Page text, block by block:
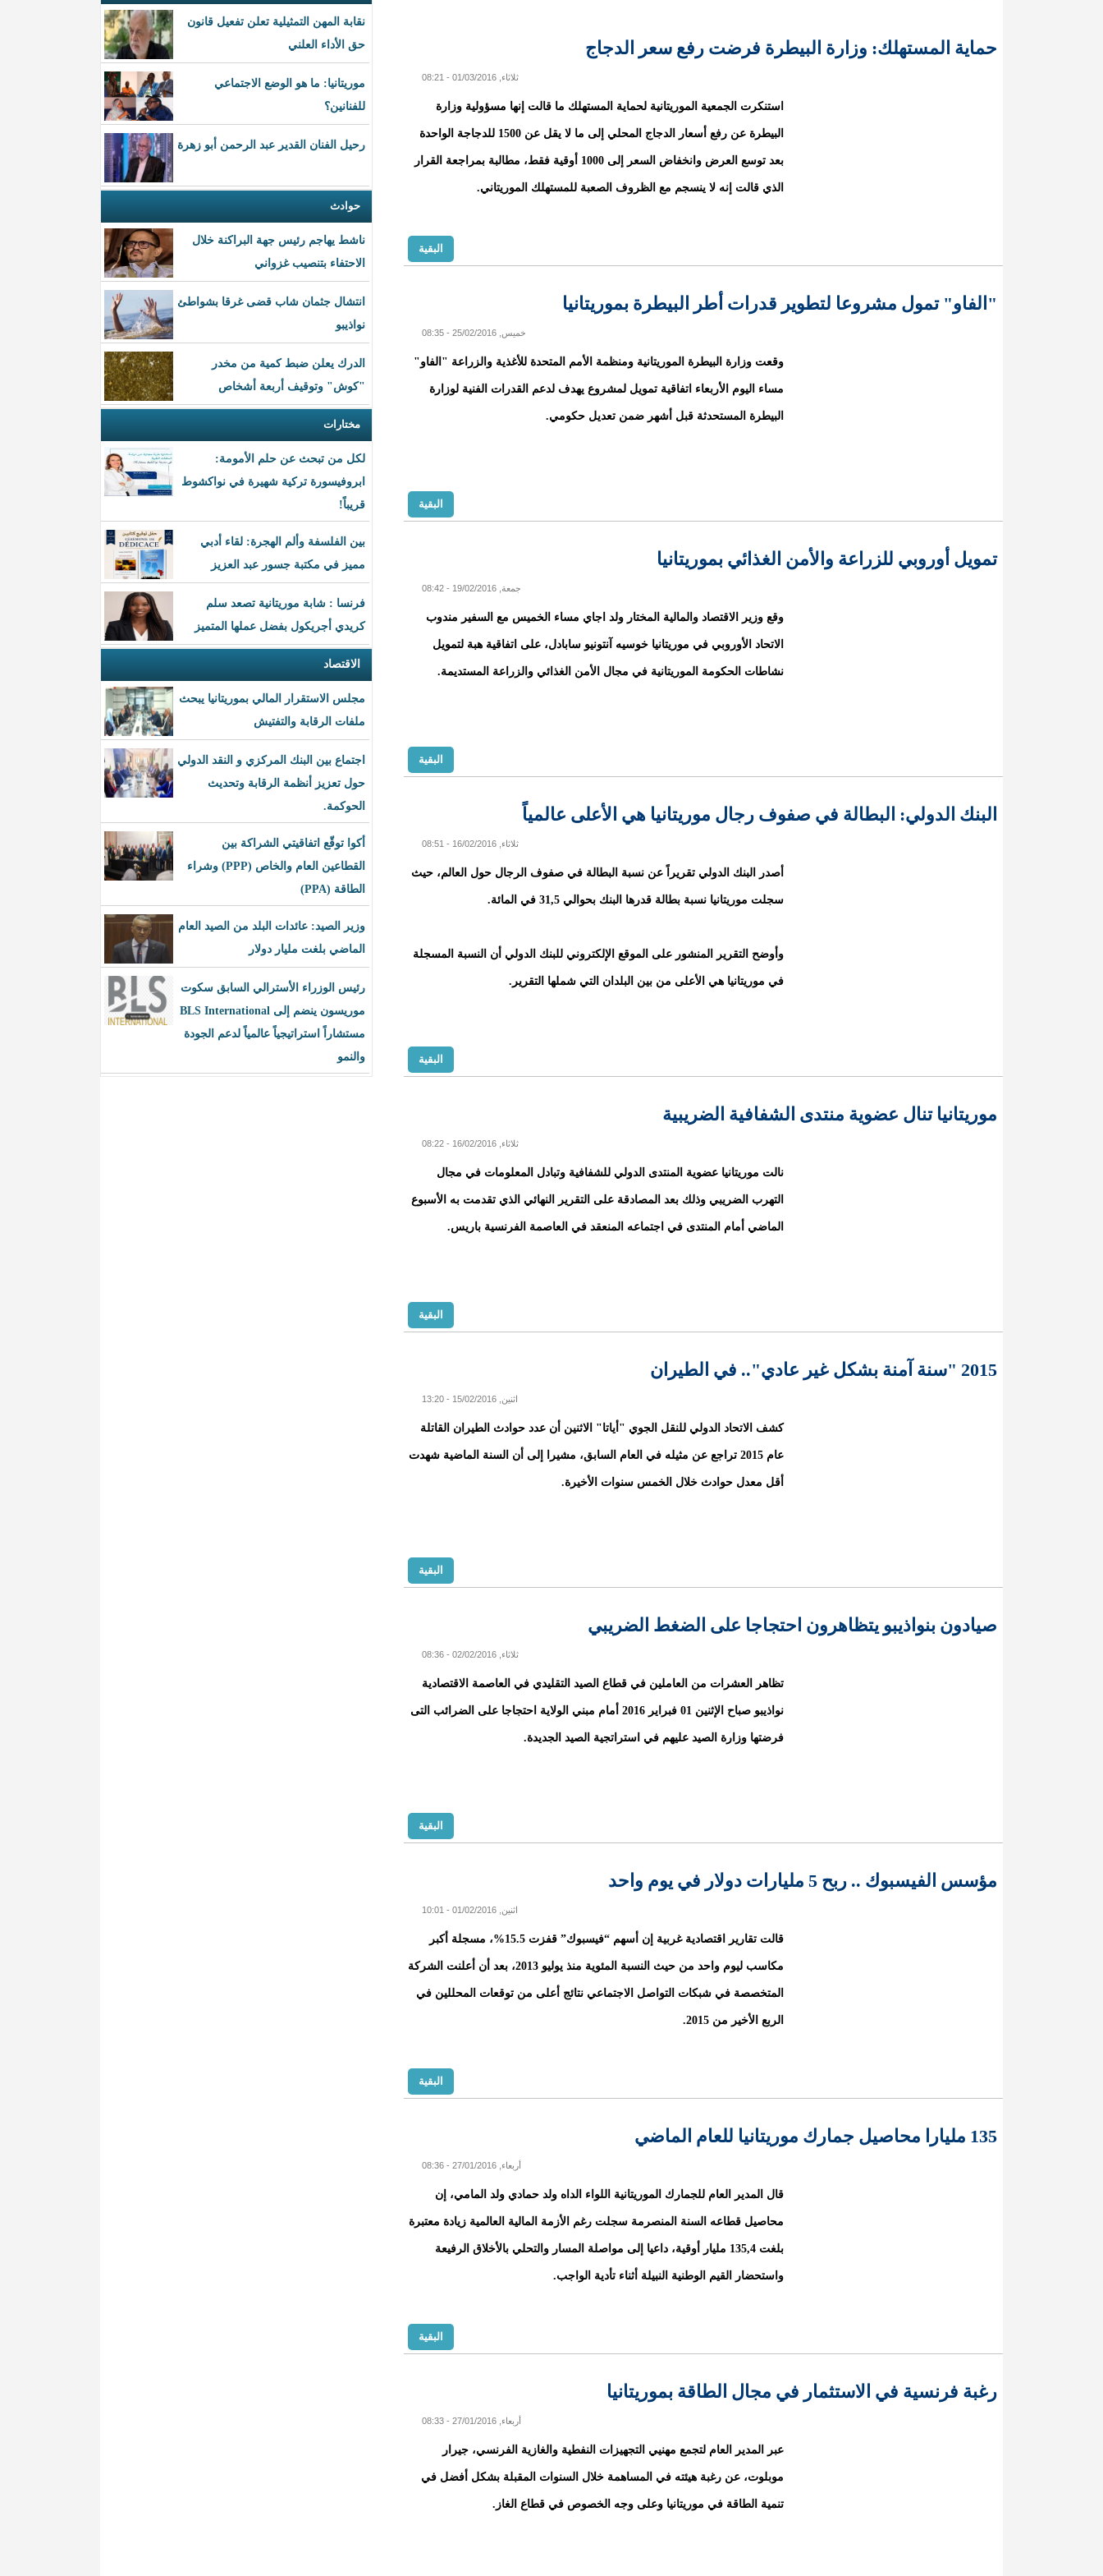
نقابة المهن التمثيلية تعلن تفعيل قانون
حق الأداء العلني
موريتانيا: ما هو الوضع الاجتماعي
للفنانين؟
رحيل الفنان القدير عبد الرحمن أبو زهرة
حوادث
ناشط يهاجم رئيس جهة البراكنة خلال
الاحتفاء بتنصيب غزواني
انتشال جثمان شاب قضى غرقا بشواطئ
نواذيبو
الدرك يعلن ضبط كمية من مخدر
"كوش" وتوقيف أربعة أشخاص
مختارات
لكل من تبحث عن حلم الأمومة:
ابروفيسورة تركية شهيرة في نواكشوط
قريباً!
بين الفلسفة وألم الهجرة: لقاء أدبي
مميز في مكتبة جسور عبد العزيز
فرنسا : شابة موريتانية تصعد سلم
كريدي أجريكول بفضل عملها المتميز
الاقتصاد
مجلس الاستقرار المالي بموريتانيا يبحث
ملفات الرقابة والتفتيش
اجتماع بين البنك المركزي و النقد الدولي
حول تعزيز أنظمة الرقابة وتحديث
الحوكمة.
أكوا توقّع اتفاقيتي الشراكة بين
القطاعين العام والخاص (PPP) وشراء
الطاقة (PPA)
وزير الصيد: عائدات البلد من الصيد العام
الماضي بلغت مليار دولار
رئيس الوزراء الأسترالي السابق سكوت
موريسون ينضم إلى BLS International
مستشاراً استراتيجياً عالمياً لدعم الجودة
والنمو
حماية المستهلك: وزارة البيطرة فرضت رفع سعر الدجاج
ثلاثاء, 01/03/2016 - 08:21
استنكرت الجمعية الموريتانية لحماية المستهلك ما قالت إنها مسؤولية وزارة
البيطرة عن رفع أسعار الدجاج المحلي إلى ما لا يقل عن 1500 للدجاجة الواحدة
بعد توسع العرض وانخفاض السعر إلى 1000 أوقية فقط، مطالبة بمراجعة القرار
الذي قالت إنه لا ينسجم مع الظروف الصعبة للمستهلك الموريتاني.
البقية
"الفاو" تمول مشروعا لتطوير قدرات أطر البيطرة بموريتانيا
خميس, 25/02/2016 - 08:35
وقعت وزارة البيطرة الموريتانية ومنظمة الأمم المتحدة للأغذية والزراعة "الفاو"
مساء اليوم الأربعاء اتفاقية تمويل لمشروع يهدف لدعم القدرات الفنية لوزارة
البيطرة المستحدثة قبل أشهر ضمن تعديل حكومي.
البقية
تمويل أوروبي للزراعة والأمن الغذائي بموريتانيا
جمعة, 19/02/2016 - 08:42
وقع وزير الاقتصاد والمالية المختار ولد اجاي مساء الخميس مع السفير مندوب
الاتحاد الأوروبي في موريتانيا خوسيه آنتونيو سابادل، على اتفاقية هبة لتمويل
نشاطات الحكومة الموريتانية في مجال الأمن الغذائي والزراعة المستديمة.
البقية
البنك الدولي: البطالة في صفوف رجال موريتانيا هي الأعلى عالمياً
ثلاثاء, 16/02/2016 - 08:51
أصدر البنك الدولي تقريراً عن نسبة البطالة في صفوف الرجال حول العالم، حيث
سجلت موريتانيا نسبة بطالة قدرها البنك بحوالي 31,5 في المائة.
وأوضح التقرير المنشور على الموقع الإلكتروني للبنك الدولي أن النسبة المسجلة
في موريتانيا هي الأعلى من بين البلدان التي شملها التقرير.
البقية
موريتانيا تنال عضوية منتدى الشفافية الضريبية
ثلاثاء, 16/02/2016 - 08:22
نالت موريتانيا عضوية المنتدى الدولي للشفافية وتبادل المعلومات في مجال
التهرب الضريبي وذلك بعد المصادقة على التقرير النهائي الذي تقدمت به الأسبوع
الماضي أمام المنتدى في اجتماعه المنعقد في العاصمة الفرنسية باريس.
البقية
2015 "سنة آمنة بشكل غير عادي".. في الطيران
اثنين, 15/02/2016 - 13:20
كشف الاتحاد الدولي للنقل الجوي "أياتا" الاثنين أن عدد حوادث الطيران القاتلة
عام 2015 تراجع عن مثيله في العام السابق، مشيرا إلى أن السنة الماضية شهدت
أقل معدل حوادث خلال الخمس سنوات الأخيرة.
البقية
صيادون بنواذيبو يتظاهرون احتجاجا على الضغط الضريبي
ثلاثاء, 02/02/2016 - 08:36
تظاهر العشرات من العاملين في قطاع الصيد التقليدي في العاصمة الاقتصادية
نواذيبو صباح الإثنين 01 فبراير 2016 أمام مبني الولاية احتجاجا على الضرائب التى
فرضتها وزارة الصيد عليهم في استراتجية الصيد الجديدة.
البقية
مؤسس الفيسبوك .. ربح 5 مليارات دولار في يوم واحد
اثنين, 01/02/2016 - 10:01
قالت تقارير اقتصادية غربية إن أسهم “فيسبوك” قفزت 15.5%، مسجلة أكبر
مكاسب ليوم واحد من حيث النسبة المئوية منذ يوليو 2013، بعد أن أعلنت الشركة
المتخصصة في شبكات التواصل الاجتماعي نتائج أعلى من توقعات المحللين في
الربع الأخير من 2015.
البقية
135 مليارا محاصيل جمارك موريتانيا للعام الماضي
أربعاء, 27/01/2016 - 08:36
قال المدير العام للجمارك الموريتانية اللواء الداه ولد حمادي ولد المامي، إن
محاصيل قطاعه السنة المنصرمة سجلت رغم الأزمة المالية العالمية زيادة معتبرة
بلغت 135,4 مليار أوقية، داعيا إلى مواصلة المسار والتحلي بالأخلاق الرفيعة
واستحضار القيم الوطنية النبيلة أثناء تأدية الواجب.
البقية
رغبة فرنسية في الاستثمار في مجال الطاقة بموريتانيا
أربعاء, 27/01/2016 - 08:33
عبر المدير العام لتجمع مهنيي التجهيزات النفطية والغازية الفرنسي، جيرار
موبلوت، عن رغبة هيئته في المساهمة خلال السنوات المقبلة بشكل أفضل في
تنمية الطاقة في موريتانيا وعلى وجه الخصوص في قطاع الغاز.